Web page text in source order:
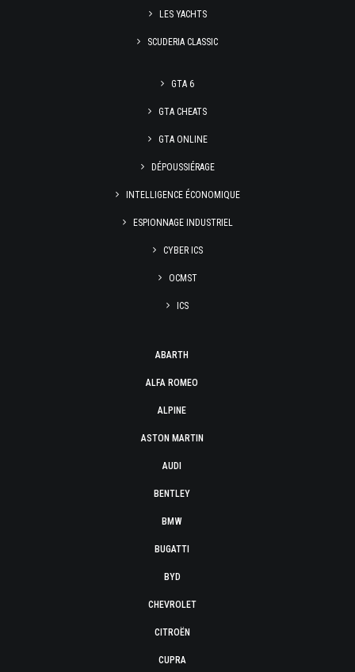
LES YACHTS
SCUDERIA CLASSIC
GTA 6
GTA CHEATS
GTA ONLINE
DÉPOUSSIÉRAGE
INTELLIGENCE ÉCONOMIQUE
ESPIONNAGE INDUSTRIEL
CYBER ICS
OCMST
ICS
ABARTH
ALFA ROMEO
ALPINE
ASTON MARTIN
AUDI
BENTLEY
BMW
BUGATTI
BYD
CHEVROLET
CITROËN
CUPRA